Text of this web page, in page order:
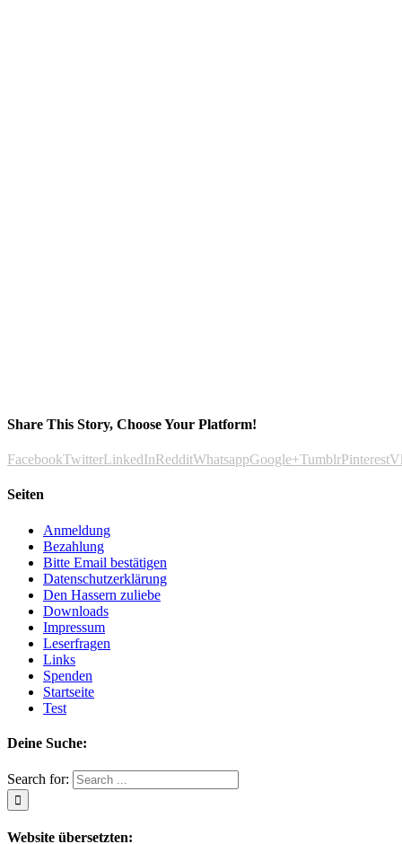
Share This Story, Choose Your Platform!
FacebookTwitterLinkedInRedditWhatsappGoogle+TumblrPinterest
Seiten
Anmeldung
Bezahlung
Bitte Email bestätigen
Datenschutzerklärung
Den Hassern zuliebe
Downloads
Impressum
Leserfragen
Links
Spenden
Startseite
Test
Deine Suche:
Search for:
Website übersetzten: